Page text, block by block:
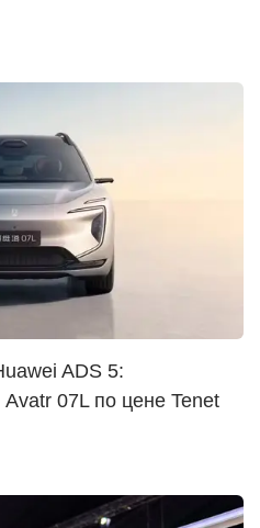
ADS 5:
07L по цене Tenet